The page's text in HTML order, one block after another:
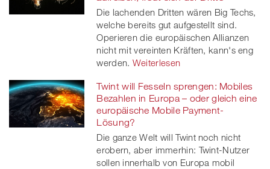
Die lachenden Dritten wären Big Techs,
welche bereits gut aufgestellt sind.
Operieren die europäischen Allianzen
nicht mit vereinten Kräften, kann's eng
werden. Weiterlesen
Twint will Fesseln sprengen: Mobiles
Bezahlen in Europa – oder gleich eine
europäische Mobile Payment-
Lösung?
Die ganze Welt will Twint noch nicht
erobern, aber immerhin: Twint-Nutzer
sollen innerhalb von Europa mobil